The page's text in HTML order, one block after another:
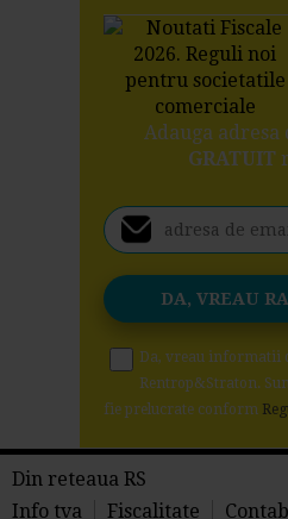
Adauga
GRATUIT
Da, vreau informatii
Rentrop&Straton.
fie prelucrate conform
Din reteaua RS
Info tva
Fiscalitate